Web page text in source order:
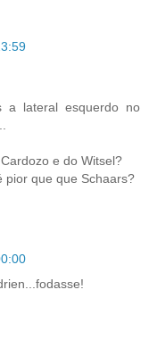
a lateral esquerdo no
e do Witsel?
pior que que Schaars?